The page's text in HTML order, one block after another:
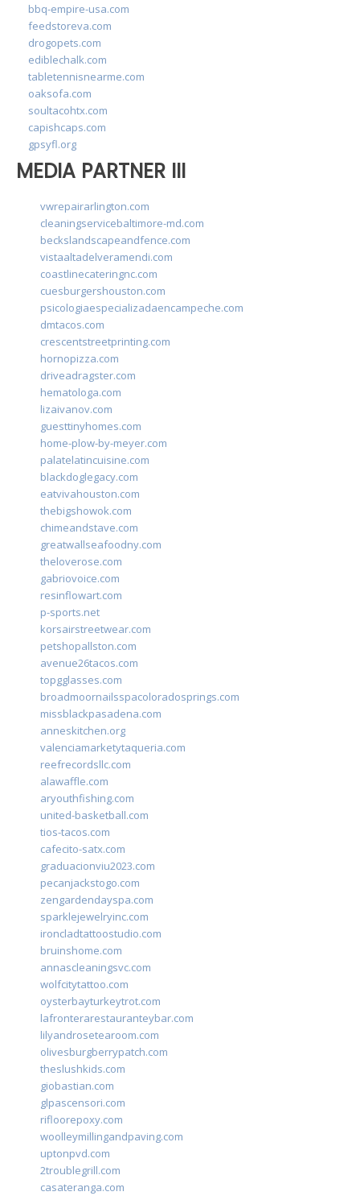
bbq-empire-usa.com
feedstoreva.com
drogopets.com
ediblechalk.com
tabletennisnearme.com
oaksofa.com
soultacohtx.com
capishcaps.com
gpsyfl.org
MEDIA PARTNER III
vwrepairarlington.com
cleaningservicebaltimore-md.com
beckslandscapeandfence.com
vistaaltadelveramendi.com
coastlinecateringnc.com
cuesburgershouston.com
psicologiaespecializadaencampeche.com
dmtacos.com
crescentstreetprinting.com
hornopizza.com
driveadragster.com
hematologa.com
lizaivanov.com
guesttinyhomes.com
home-plow-by-meyer.com
palatelatincuisine.com
blackdoglegacy.com
eatvivahouston.com
thebigshowok.com
chimeandstave.com
greatwallseafoodny.com
theloverose.com
gabriovoice.com
resinflowart.com
p-sports.net
korsairstreetwear.com
petshopallston.com
avenue26tacos.com
topgglasses.com
broadmoornailsspacoloradosprings.com
missblackpasadena.com
anneskitchen.org
valenciamarketytaqueria.com
reefrecordsllc.com
alawaffle.com
aryouthfishing.com
united-basketball.com
tios-tacos.com
cafecito-satx.com
graduacionviu2023.com
pecanjackstogo.com
zengardendayspa.com
sparklejewelryinc.com
ironcladtattoostudio.com
bruinshome.com
annascleaningsvc.com
wolfcitytattoo.com
oysterbayturkeytrot.com
lafronterarestauranteybar.com
lilyandrosetearoom.com
olivesburgberrypatch.com
theslushkids.com
giobastian.com
glpascensori.com
rifloorepoxy.com
woolleymillingandpaving.com
uptonpvd.com
2troublegrill.com
casateranga.com